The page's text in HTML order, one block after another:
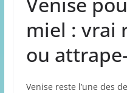
miel : vrai
ou
Venise reste l’une des